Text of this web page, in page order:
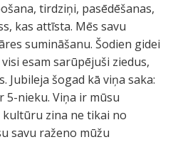
tirdziņi, pasēdēšanas,
kas attīsta. Mēs savu
sumināšanu. Šodien gidei
esam sarūpējuši ziedus,
Jubileja šogad kā viņa saka:
5-nieku. Viņa ir mūsu
zina ne tikai no
savu raženo mūžu